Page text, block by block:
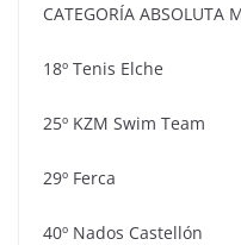
CATEGORÍA ABSOLUTA
18º Tenis Elche
25º KZM Swim Team
29º Ferca
40º Nados Castellón